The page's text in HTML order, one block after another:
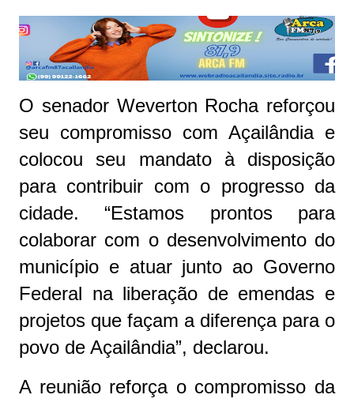
O senador Weverton Rocha reforçou
seu compromisso com Açailândia e
colocou seu mandato à disposição
para contribuir com o progresso da
cidade. “Estamos prontos para
colaborar com o desenvolvimento do
município e atuar junto ao Governo
Federal na liberação de emendas e
projetos que façam a diferença para o
povo de Açailândia”, declarou.
A reunião reforça o compromisso da